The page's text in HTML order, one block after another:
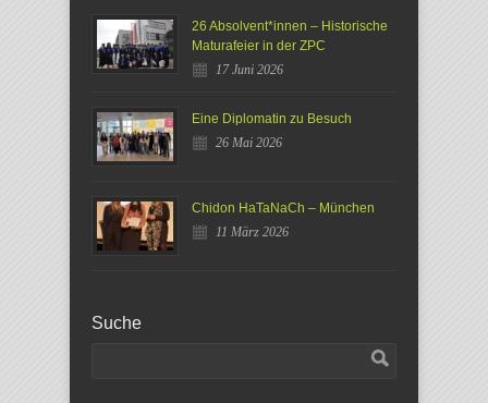
26 Absolvent*innen – Historische
Maturafeier in der ZPC
17 Juni 2026
Eine Diplomatin zu Besuch
26 Mai 2026
Chidon HaTaNaCh – München
11 März 2026
Suche